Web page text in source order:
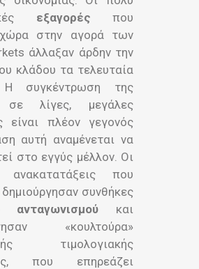
εξαγορές που
στην αγορά των
άλλαξαν άρδην την
κλάδου τα τελευταία
Η συγκέντρωση της
σε λίγες, μεγάλες
είναι πλέον γεγονός
αυτή αναμένεται να
στο εγγύς μέλλον. Οι
ανακατατάξεις που
συνθήκες
ανταγωνισμούκαι
«κουλτούρα»
τιμολογιακής
που επηρεάζει